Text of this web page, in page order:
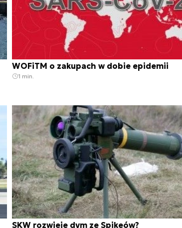
WOFiTM o zakupach w dobie epidemii
1 min.
SKW rozwieje dym ze Spikeów?